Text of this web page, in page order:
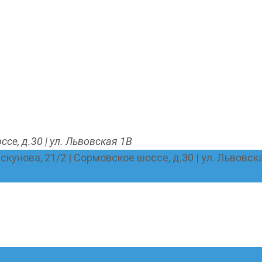
д.30 | ул. Львовская 1В
21/2 | Сормовское шоссе, д.30 | ул.